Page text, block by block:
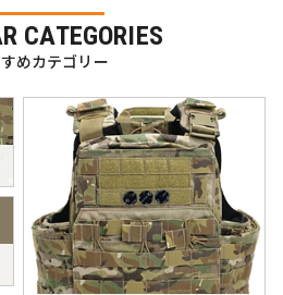
CATEGORIES
めカテゴリー